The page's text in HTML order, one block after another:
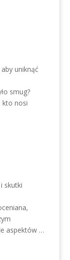
uniknąć
smug?
kto nosi
skutki
aspektów …